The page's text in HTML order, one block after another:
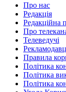
Про нас
Редакція
Редакційна
Про
Телеведучі
Правила
Політика
Політика
Політика